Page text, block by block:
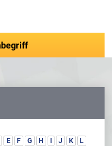
E F G H I J K
L